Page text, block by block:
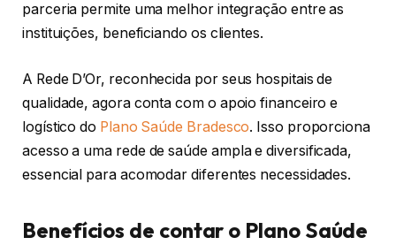
parceria permite uma melhor integração entre as
instituições, beneficiando os clientes.
A Rede D’Or, reconhecida por seus hospitais de
qualidade, agora conta com o apoio financeiro e
logístico do Plano Saúde Bradesco. Isso proporciona
acesso a uma rede de saúde ampla e diversificada,
essencial para acomodar diferentes necessidades.
Benefícios de contar o Plano Saúde